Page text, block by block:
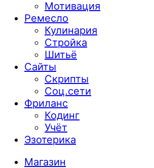
Мотивация
Ремесло
Кулинария
Стройка
Шитьё
Сайты
Скрипты
Соц.сети
Фриланс
Кодинг
Учёт
Эзотерика
Магазин